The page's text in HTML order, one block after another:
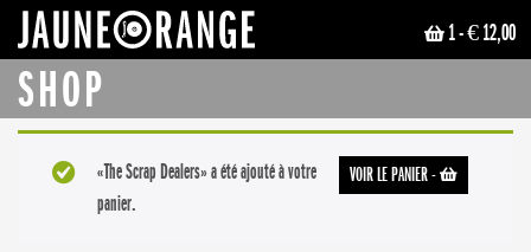
1- € 12,00
SHOP
VOIR LE PANIER-
«The Scrap Dealers» a été ajouté à votre
panier.